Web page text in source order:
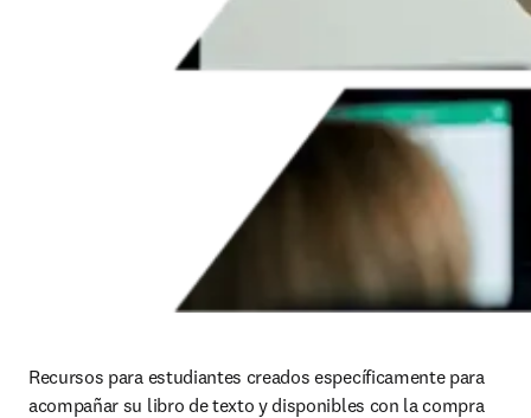
Recursos para estudiantes creados específicamente para
acompañar su libro de texto y disponibles con la compra